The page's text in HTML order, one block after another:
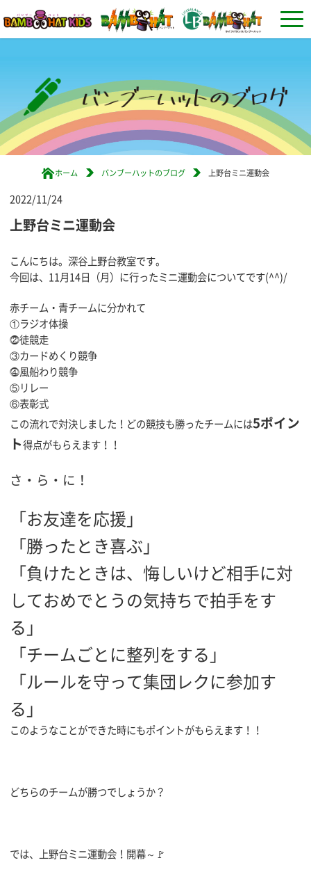
ホーム バンブーハットのブログ 上野台ミニ運動会
2022/11/24
上野台ミニ運動会
こんにちは。深谷上野台教室です。
今回は、11月14日（月）に行ったミニ運動会についてです(^^)/
赤チーム・青チームに分かれて
①ラジオ体操
⓶徒競走
③カードめくり競争
⓸風船わり競争
⑤リレー
⑥表彰式
この流れで対決しました！どの競技も勝ったチームには5ポイン
ト得点がもらえます！！
さ・ら・に！
「お友達を応援」
「勝ったとき喜ぶ」
「負けたときは、悔しいけど相手に対
しておめでとうの気持ちで拍手をす
る」
「チームごとに整列をする」
「ルールを守って集団レクに参加す
る」
このようなことができた時にもポイントがもらえます！！
どちらのチームが勝つでしょうか？
では、上野台ミニ運動会！開幕～🚩